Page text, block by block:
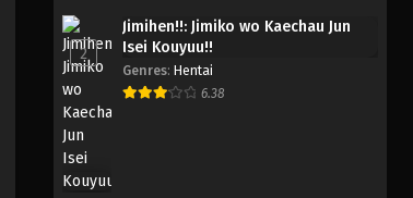
2
Jimihen!!: Jimiko wo Kaechau Jun
Isei Kouyuu!!
Genres: Hentai
6.38